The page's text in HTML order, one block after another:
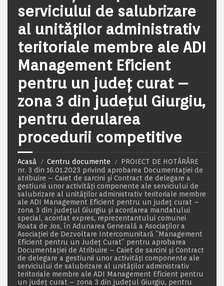
serviciului de salubrizare
al unităților administrativ
teritoriale membre ale ADI
Management Eficient
pentru un județ curat –
zona 3 din județul Giurgiu,
pentru derularea
procedurii competitive
Acasă Centru documente
PROIECT DE HOTĂRÂRE
nr. 3 din 16.01.2023 privind aprobarea Documentaţiei de
atribuire – Caiet de sarcini și Contract de delegare a
gestiunii unor activităţi componente ale serviciului de
salubrizare al unităților administrativ teritoriale membre
ale ADI Management Eficient pentru un județ curat –
zona 3 din județul Giurgiu și acordarea mandatului
special, acordat expres, reprezentantului comunei
Roata de Jos, în Adunarea Generală a Asociaților a
Asociației de Dezvoltare Intercomunitară ”Management
Eficient pentru un Județ Curat” pentru aprobarea
Documentației de Atribuire – Caiet de sarcini și Contract
de delegare a gestiunii unor activităţi componente ale
serviciului de salubrizare al unităților administrativ
teritoriale membre ale ADI Management Eficient pentru
un județ curat – zona 3 din județul Giurgiu, pentru